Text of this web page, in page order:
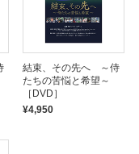
結束、その先へ ～侍
たちの苦悩と希望～
［DVD］
¥4,950